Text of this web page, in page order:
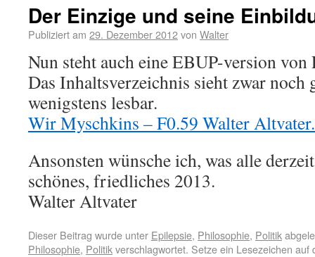
Der Einzige und seine
Publiziert am 29. Dezember 2012von Walter
Nun steht auch eine EBUP-version
Das Inhaltsverzeichnis sieht zwar noch
wenigstens lesbar.
Wir Myschkins – F0.59 Walter
Ansonsten wünsche ich, was alle
schönes, friedliches 2013.
Walter Altvater
Dieser Beitrag wurde unter Epilepsie, Philosophie, Politik
Philosophie, Politikverschlagwortet. Setze ein Lesezeichen auf